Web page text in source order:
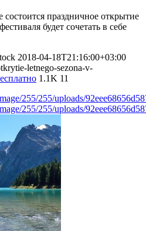
праздничное открытие
будет сочетать в себе
2018-04-18T21:16:00+03:00
letnego-sezona-v-
1.1K 11
255/255/uploads/
255/255/uploads/